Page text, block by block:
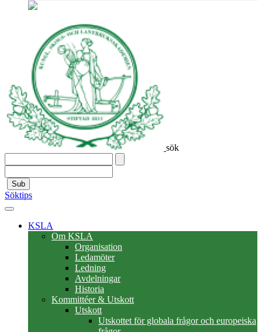
sök
Sub
Söktips
KSLA
Om KSLA
Organisation
Ledamöter
Ledning
Avdelningar
Historia
Kommittéer & Utskott
Utskott
Utskottet för globala frågor och europeiska